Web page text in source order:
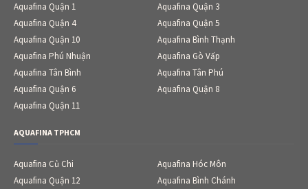
Aquafina Quận 1
Aquafina Quận 3
Aquafina Quận 4
Aquafina Quận 5
Aquafina Quận 10
Aquafina Bình Thạnh
Aquafina Phú Nhuận
Aquafina Gò Vấp
Aquafina Tân Bình
Aquafina Tân Phú
Aquafina Quận 6
Aquafina Quận 8
Aquafina Quận 11
AQUAFINA TPHCM
Aquafina Củ Chi
Aquafina Hóc Môn
Aquafina Quận 12
Aquafina Bình Chánh